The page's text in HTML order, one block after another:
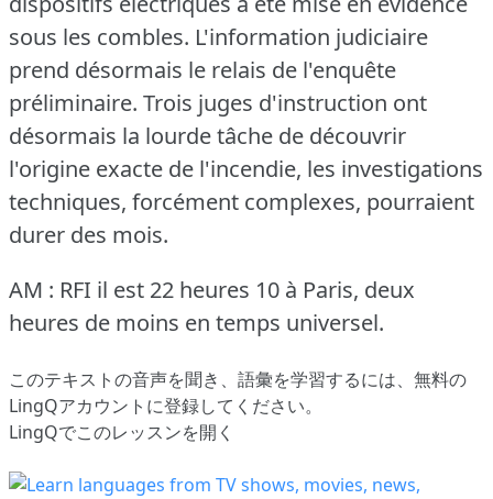
sous les combles. L'information judiciaire
prend désormais le relais de l'enquête
préliminaire. Trois juges d'instruction ont
désormais la lourde tâche de découvrir
l'origine exacte de l'incendie, les investigations
techniques, forcément complexes, pourraient
durer des mois.
AM : RFI il est 22 heures 10 à Paris, deux
heures de moins en temps universel.
このテキストの音声を聞き、語彙を学習するには、 無料の
LingQアカウントに登録してください。
LingQでこのレッスンを開く